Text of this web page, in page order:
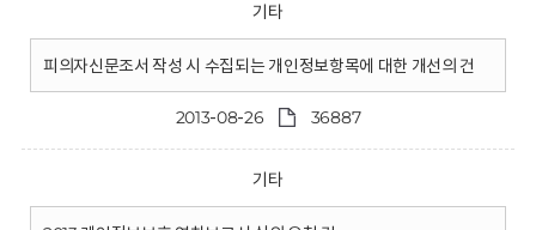
기타
피의자신문조서 작성 시 수집되는 개인정보항목에 대한 개선의 건
2013-08-26 36887
기타